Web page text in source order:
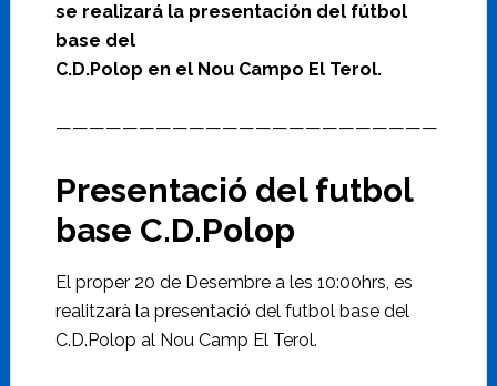
se realizará la presentación del fútbol
base del
C.D.Polop en el Nou Campo El Terol.
———————————————————————
Presentació del futbol
base C.D.Polop
El proper 20 de Desembre a les 10:00hrs, es
realitzarà la presentació del futbol base del
C.D.Polop al Nou Camp El Terol.